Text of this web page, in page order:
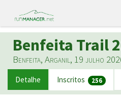
Benfeita Trail
Benfeita, Arganil, 19 julho
Detalhe Inscritos 256